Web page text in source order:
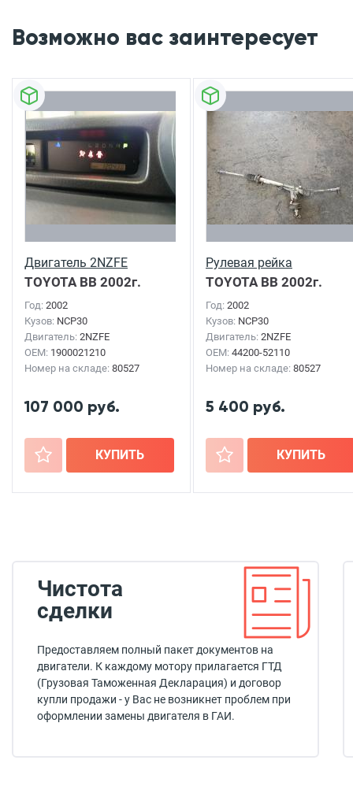
Возможно вас заинтересует
Двигатель 2NZFE
TOYOTA BB 2002г.
Год: 2002
Кузов: NCP30
Двигатель: 2NZFE
OEM: 1900021210
Номер на складе: 80527
107 000 руб.
+ КУПИТЬ
Рулевая рейка
TOYOTA BB 2002г.
Год: 2002
Кузов: NCP30
Двигатель: 2NZFE
OEM: 44200-52110
Номер на складе: 80527
5 400 руб.
+ КУПИТЬ
Чистота
сделки
Предоставляем полный пакет документов на
двигатели. К каждому мотору прилагается ГТД
(Грузовая Таможенная Декларация) и договор
купли продажи - у Вас не возникнет проблем при
оформлении замены двигателя в ГАИ.